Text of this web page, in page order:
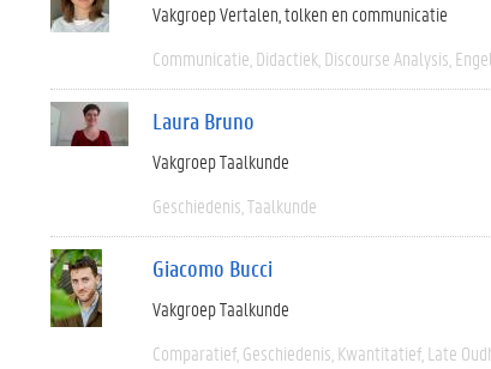
Vakgroep Vertalen, tolken en communicatie
Communicatie Didactiek Discourse Analysis
Laura Bruno
Vakgroep Taalkunde
Geschiedenis Taalkunde
Giacomo Bucci
Vakgroep Taalkunde
Comparatief Geschiedenis Kwantitatief Late